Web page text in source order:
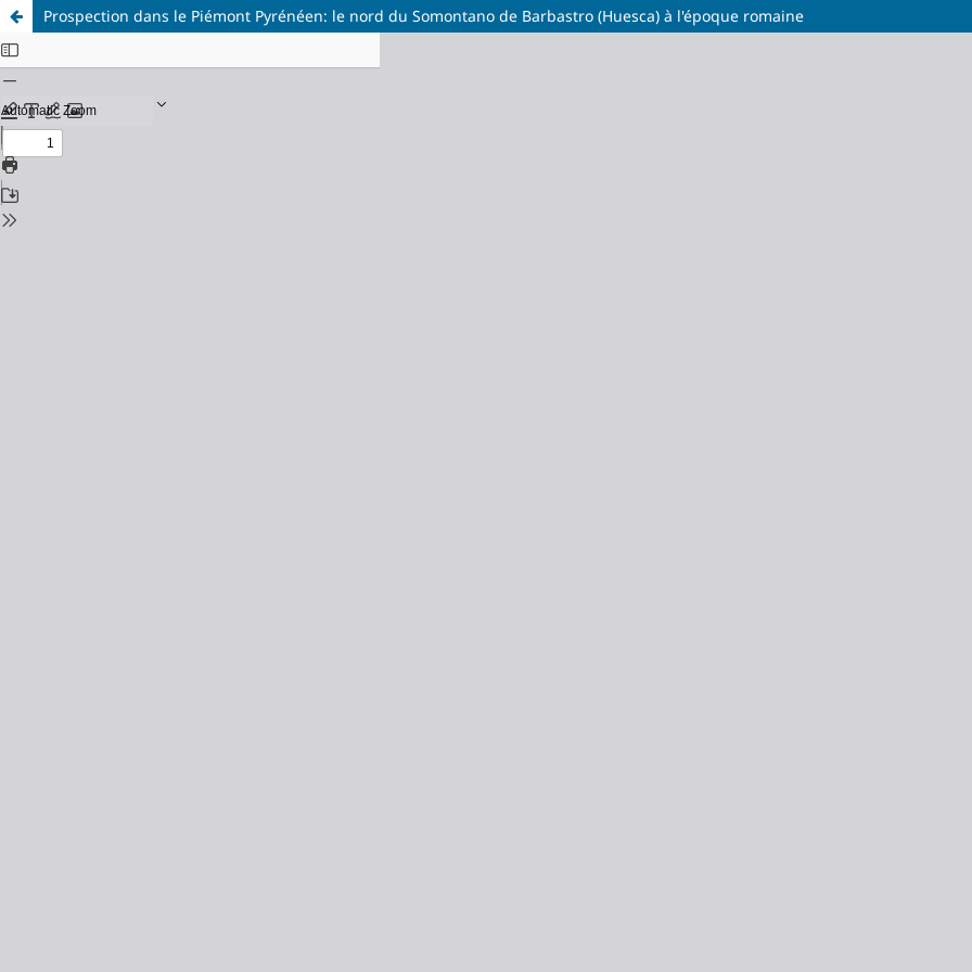
Prospection dans le Piémont Pyrénéen: le nord du Somontano de Barbastro (Huesca) à l'époque romaine